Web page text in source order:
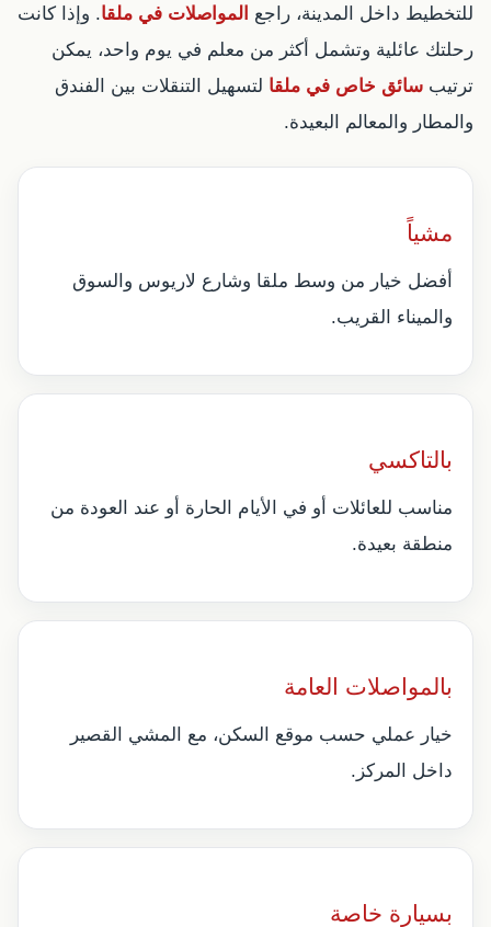
للتخطيط داخل المدينة، راجع المواصلات في ملقا. وإذا كانت
رحلتك عائلية وتشمل أكثر من معلم في يوم واحد، يمكن
ترتيب سائق خاص في ملقا لتسهيل التنقلات بين الفندق
والمطار والمعالم البعيدة.
مشياً
أفضل خيار من وسط ملقا وشارع لاريوس والسوق
والميناء القريب.
بالتاكسي
مناسب للعائلات أو في الأيام الحارة أو عند العودة من
منطقة بعيدة.
بالمواصلات العامة
خيار عملي حسب موقع السكن، مع المشي القصير
داخل المركز.
بسيارة خاصة